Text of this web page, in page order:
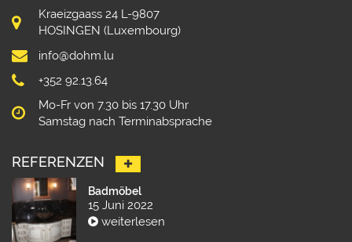
Kraeizgaass 24 L-9807
HOSINGEN (Luxembourg)
info@dohm.lu
+352 92.13.64
Mo-Fr von 7.30 bis 17.30 Uhr
Samstag nach Terminabsprache
REFERENZEN
Badmöbel
15 Juni 2022
weiterlesen